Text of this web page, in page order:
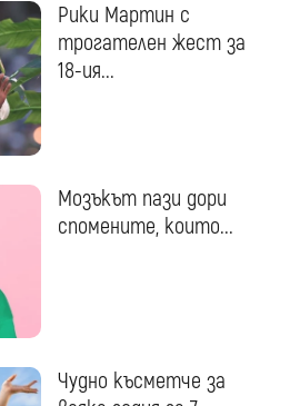
Рики Мартин с
трогателен жест за
18-ия...
Мозъкът пази дори
спомените, които...
Чудно късметче за